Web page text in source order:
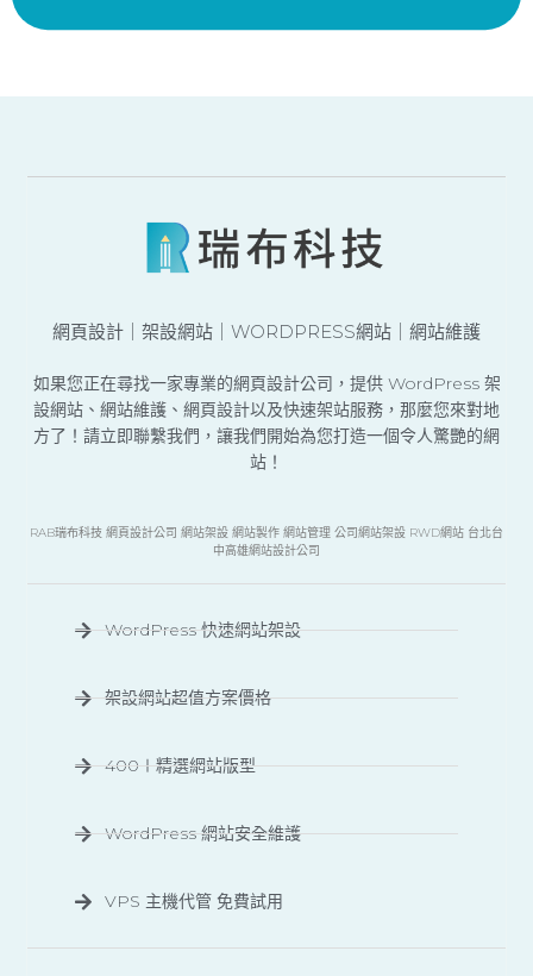
網頁設計｜架設網站｜WORDPRESS網站｜網站維護
如果您正在尋找一家專業的網頁設計公司，提供 WordPress 架
設網站、網站維護、網頁設計以及快速架站服務，那麼您來對地
方了！請立即聯繫我們，讓我們開始為您打造一個令人驚艷的網
站！
RAB瑞布科技 網頁設計公司 網站架設 網站製作 網站管理 公司網站架設 RWD網站 台北台
中高雄網站設計公司
WordPress 快速網站架設
架設網站超值方案價格
400＋精選網站版型
WordPress 網站安全維護
VPS 主機代管 免費試用